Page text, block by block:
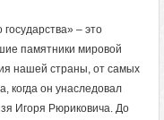
– это
памятники мировой
нашей страны, от самых
когда он унаследовал
Игоря Рюриковича. До